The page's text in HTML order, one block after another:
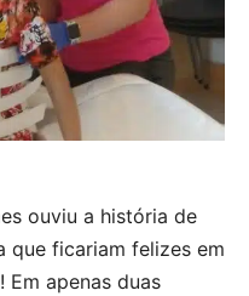
ouviu a história de
que ficariam felizes em
apenas duas